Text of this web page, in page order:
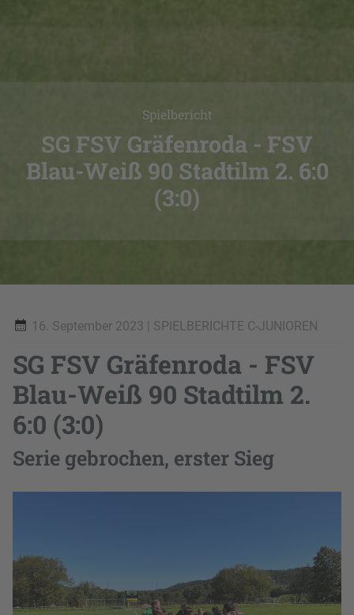
Spielbericht
SG FSV Gräfenroda - FSV
Blau-Weiß 90 Stadtilm 2. 6:0
(3:0)
16. September 2023 | SPIELBERICHTE C-JUNIOREN
SG FSV Gräfenroda - FSV
Blau-Weiß 90 Stadtilm 2.
6:0 (3:0)
Serie gebrochen, erster Sieg